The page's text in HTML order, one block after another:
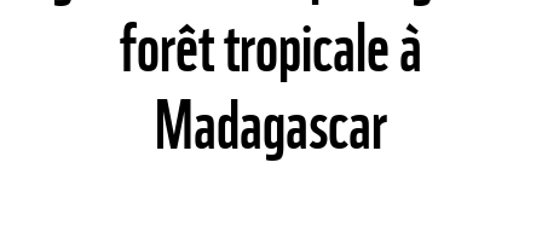
forêt tropicale à
Madagascar